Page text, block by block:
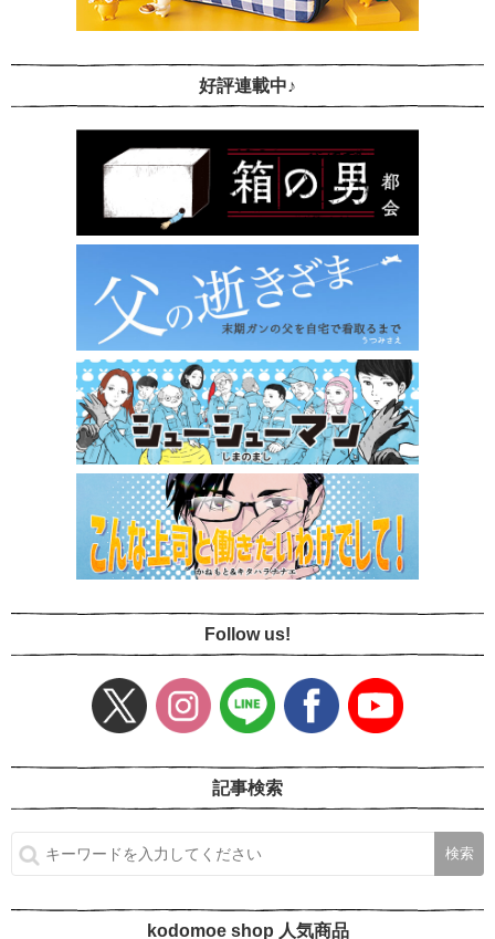
好評連載中♪
Follow us!
記事検索
kodomoe shop 人気商品